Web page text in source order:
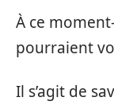
À ce
pourraient
Il s’agit de